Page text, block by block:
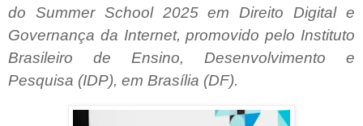
do Summer School 2025 em Direito Digital e
Governança da Internet, promovido pelo Instituto
Brasileiro de Ensino, Desenvolvimento e
Pesquisa (IDP), em Brasília (DF).